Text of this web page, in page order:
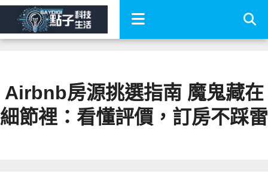
Airbnb房源挑選指南 魔鬼藏在
細節裡：看懂評價，訂房不踩雷